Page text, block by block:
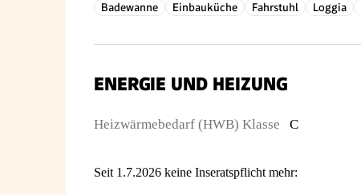
Badewanne Einbauküche Fahrstuhl Loggia
ENERGIE UND HEIZUNG
Heizwärmebedarf (HWB) Klasse C
Seit 1.7.2026 keine Inseratspflicht mehr: